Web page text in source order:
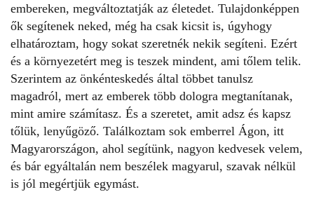
embereken, megváltoztatják az életedet. Tulajdonképpen
ők segítenek neked, még ha csak kicsit is, úgyhogy
elhatároztam, hogy sokat szeretnék nekik segíteni. Ezért
és a környezetért meg is teszek mindent, ami tőlem telik.
Szerintem az önkénteskedés által többet tanulsz
magadról, mert az emberek több dologra megtanítanak,
mint amire számítasz. És a szeretet, amit adsz és kapsz
tőlük, lenyűgöző. Találkoztam sok emberrel Ágon, itt
Magyarországon, ahol segítünk, nagyon kedvesek velem,
és bár egyáltalán nem beszélek magyarul, szavak nélkül
is jól megértjük egymást.